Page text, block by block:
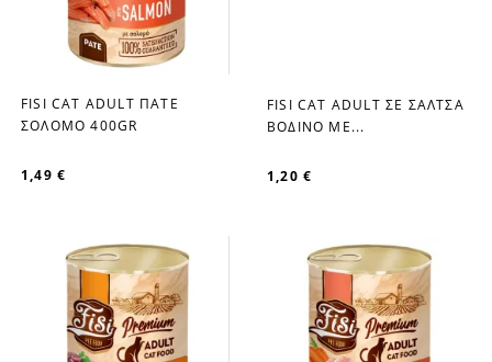
favorite_border
FISI CAT ADULT ΠΑΤΕ
ΣΟΛΟΜΟ 400GR
1,49 €
favorite_border
FISI CAT ADULT ΣΕ ΣΑΛΤΣΑ
ΒΟΔΙΝΟ ΜΕ...
1,20 €